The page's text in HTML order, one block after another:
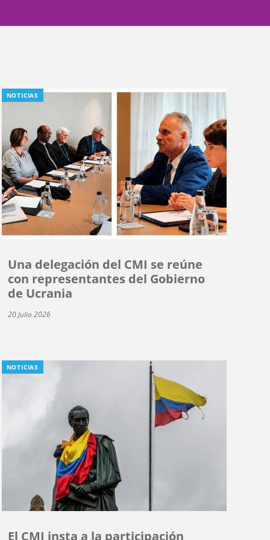
NOTICIAS
Una delegación del CMI se reúne
con representantes del Gobierno
de Ucrania
20 Julio 2026
NOTICIAS
El CMI insta a la participación